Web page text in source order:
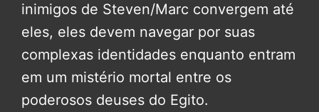
inimigos de Steven/Marc convergem até
eles, eles devem navegar por suas
complexas identidades enquanto entram
em um mistério mortal entre os
poderosos deuses do Egito.